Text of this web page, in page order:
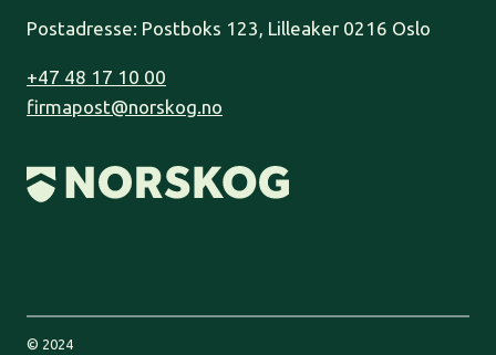
Postadresse: Postboks 123, Lilleaker 0216 Oslo
+47 48 17 10 00
firmapost@norskog.no
© 2024